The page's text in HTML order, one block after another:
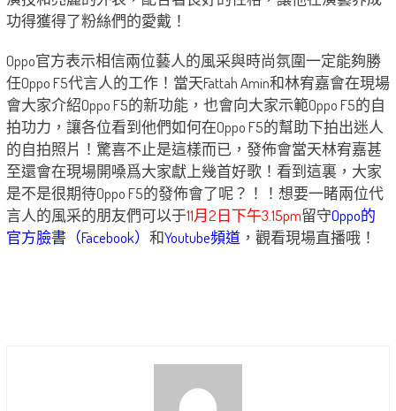
功得獲得了粉絲們的愛戴！
Oppo官方表示相信兩位藝人的風采與時尚氛圍一定能夠勝
任Oppo F5代言人的工作！當天Fattah Amin和林宥嘉會在現場
會大家介紹Oppo F5的新功能，也會向大家示範Oppo F5的自
拍功力，讓各位看到他們如何在Oppo F5的幫助下拍出迷人
的自拍照片！驚喜不止是這樣而已，發佈會當天林宥嘉甚
至還會在現場開嗓爲大家獻上幾首好歌！看到這裏，大家
是不是很期待Oppo F5的發佈會了呢？！！想要一睹兩位代
言人的風采的朋友們可以于11月2日下午3.15pm留守Oppo的
官方臉書（Facebook） 和Youtube頻道，觀看現場直播哦！